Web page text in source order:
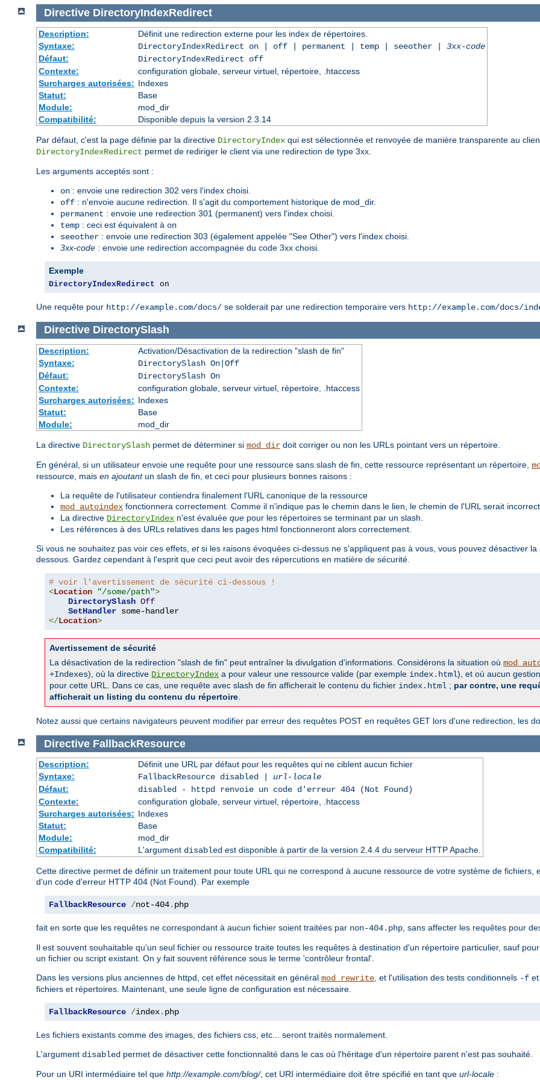
Directive DirectoryIndexRedirect
Description:
Définit une redirection externe pour les index de répertoires.
Syntaxe:
DirectoryIndexRedirect on | off | permanent | temp | seeother | 3xx-code
Défaut:
DirectoryIndexRedirect off
Contexte:
configuration globale, serveur virtuel, répertoire, .htaccess
Surcharges autorisées: Indexes
Statut:
Base
Module:
mod_dir
Compatibilité:
Disponible depuis la version 2.3.14
Par défaut, c'est la page définie par la directive DirectoryIndex qui est sélectionnée et renvoyée de manière transparente au
DirectoryIndexRedirect permet de rediriger le client via une redirection de type 3xx.
Les arguments acceptés sont :
on : envoie une redirection 302 vers l'index choisi.
off : n'envoie aucune redirection. Il s'agit du comportement historique de mod_dir.
permanent : envoie une redirection 301 (permanent) vers l'index choisi.
temp : ceci est équivalent à on
seeother : envoie une redirection 303 (également appelée "See Other") vers l'index choisi.
3xx-code : envoie une redirection accompagnée du code 3xx choisi.
Exemple
DirectoryIndexRedirect on
Une requête pour http://example.com/docs/ se solderait par une redirection temporaire vers http://example.com/docs/
Directive DirectorySlash
Description:
Activation/Désactivation de la redirection "slash de fin"
Syntaxe:
DirectorySlash On|Off
Défaut:
DirectorySlash On
Contexte:
configuration globale, serveur virtuel, répertoire, .htaccess
Surcharges autorisées: Indexes
Statut:
Base
Module:
mod_dir
La directive DirectorySlash permet de déterminer si mod_dir doit corriger ou non les URLs pointant vers un répertoire.
En général, si un utilisateur envoie une requête pour une ressource sans slash de fin, cette ressource représentant un répertoire,
ressource, mais en ajoutantun slash de fin, et ceci pour plusieurs bonnes raisons :
La requête de l'utilisateur contiendra finalement l'URL canonique de la ressource
mod_autoindex fonctionnera correctement. Comme il n'indique pas le chemin dans le lien, le chemin de l'URL serait
La directive DirectoryIndex n'est évaluée que pour les répertoires se terminant par un slash.
Les références à des URLs relatives dans les pages html fonctionneront alors correctement.
Si vous ne souhaitez pas voir ces effets, etsi les raisons évoquées ci-dessus ne s'appliquent pas à vous, vous pouvez désactiver
dessous. Gardez cependant à l'esprit que ceci peut avoir des répercutions en matière de sécurité.
# voir l'avertissement de sécurité ci-dessous !
<Location "/some/path">
DirectorySlash Off
SetHandler
</Location>
Avertissement de sécurité
La désactivation de la redirection "slash de fin" peut entraîner la divulgation d'informations. Considérons la situation où
+Indexes), où la directive DirectoryIndex a pour valeur une ressource valide (par exemple index.html), et où aucun
pour cette URL. Dans ce cas, une requête avec slash de fin afficherait le contenu du fichier index.html ; par contre, une
afficherait un listing du contenu du répertoire
Notez aussi que certains navigateurs peuvent modifier par erreur des requêtes POST en requêtes GET lors d'une redirection, les
Directive FallbackResource
Description:
Définit une URL par défaut pour les requêtes qui ne ciblent aucun fichier
Syntaxe:
FallbackResource disabled | url-locale
Défaut:
disabled - httpd renvoie un code d'erreur 404 (Not Found)
Contexte:
configuration globale, serveur virtuel, répertoire, .htaccess
Surcharges autorisées: Indexes
Statut:
Base
Module:
mod_dir
Compatibilité:
L'argument disabledest disponible à partir de la version 2.4.4 du serveur HTTP Apache.
Cette directive permet de définir un traitement pour toute URL qui ne correspond à aucune ressource de votre système de fichiers,
d'un code d'erreur HTTP 404 (Not Found). Par exemple
FallbackResource /not-404. php
fait en sorte que les requêtes ne correspondant à aucun fichier soient traitées par non-404.php, sans affecter les requêtes pour
Il est souvent souhaitable qu'un seul fichier ou ressource traite toutes les requêtes à destination d'un répertoire particulier, sauf
un fichier ou script existant. On y fait souvent référence sous le terme 'contrôleur frontal'.
Dans les versions plus anciennes de httpd, cet effet nécessitait en général mod_rewrite, et l'utilisation des tests conditionnels -f
fichiers et répertoires. Maintenant, une seule ligne de configuration est nécessaire.
FallbackResource /index. php
Les fichiers existants comme des images, des fichiers css, etc... seront traités normalement.
L'argument disabled permet de désactiver cette fonctionnalité dans le cas où l'héritage d'un répertoire parent n'est pas souhaité.
Pour un URI intermédiaire tel que http://example.com/blog/, cet URI intermédiaire doit être spécifié en tant que url-locale :